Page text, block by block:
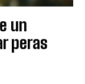
un
peras